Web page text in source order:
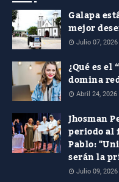
Galapa
mejor
Julio 07, 2026
¿Qué es
domina
Abril 24, 2026
Jhosman
periodo al
Pablo:
serán la
Julio 09, 2026